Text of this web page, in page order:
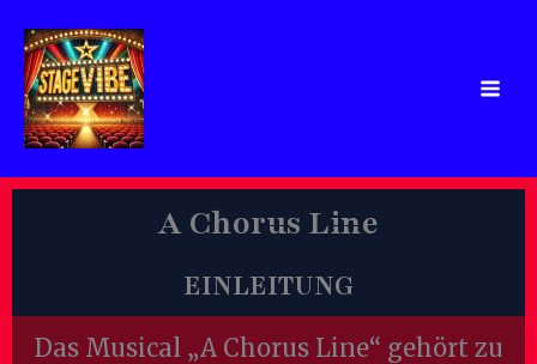
Inhalt
springen
A Chorus Line
EINLEITUNG
Das Musical „A Chorus Line“ gehört zu